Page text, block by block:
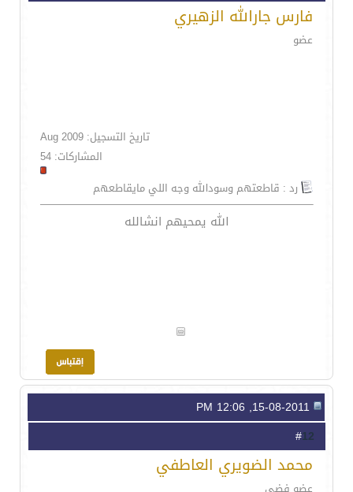
فارس جارالله الزهيري
عضو
تاريخ التسجيل: Aug 2009
المشاركات: 54
رد : قاطعتهم وسودالله وجه اللي مايقاطعهم
الله يمحيهم انشالله
12
محمد الضويري العاطفي